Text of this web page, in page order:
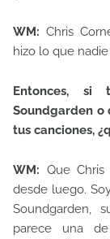
WM: Chris
hizo lo que
Entonces,
Soundgarden o
tus canciones,
WM: Que
desde luego.
Soundgarden,
parece una